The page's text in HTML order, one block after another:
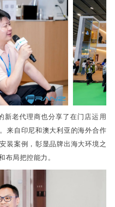
新老代理商也分享了在门店运用
来自印尼和澳大利亚的海外合作
装案例，彰显品牌出海大环境之
布局把控能力。